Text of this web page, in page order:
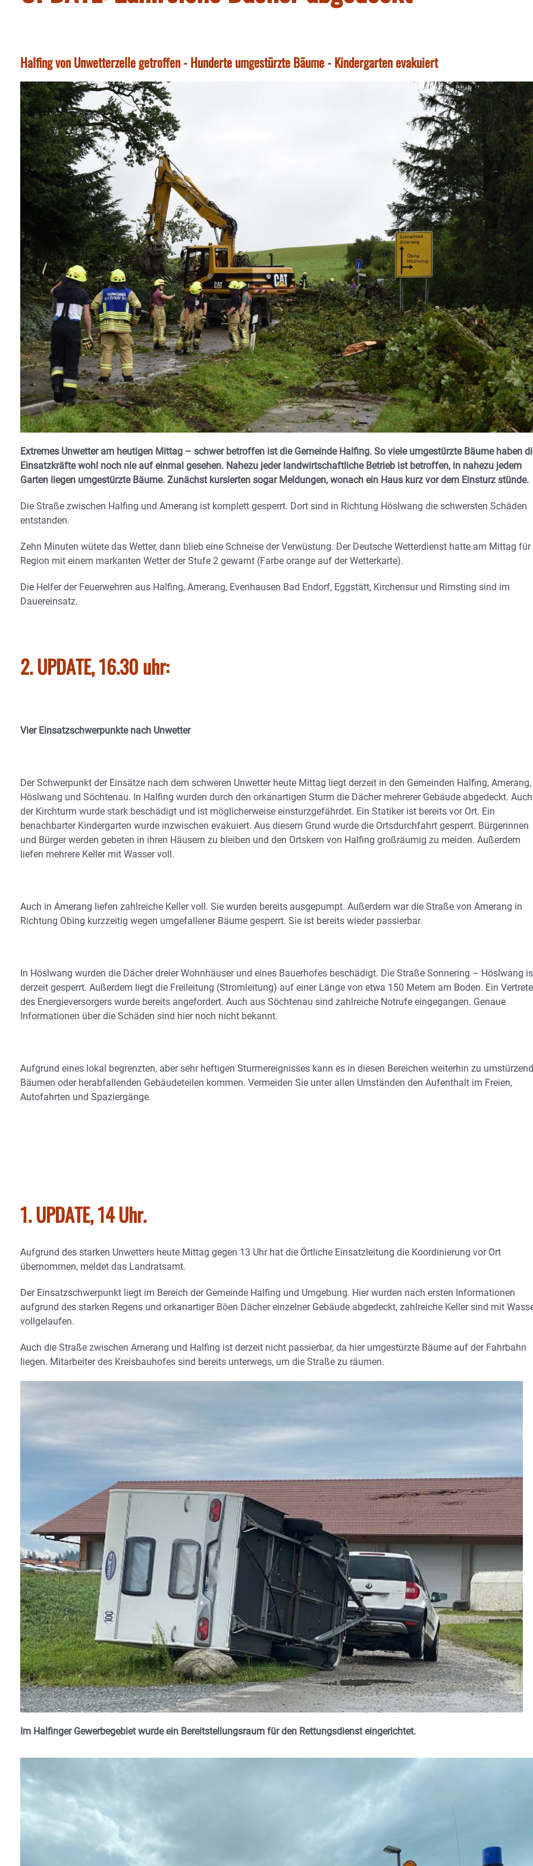
Halfing von Unwetterzelle getroffen - Hunderte umgestürzte Bäume - Kindergarten evakuiert
Extremes Unwetter am heutigen Mittag – schwer betroffen ist die Gemeinde Halfing. So viele umgestürzte Bäume haben
Einsatzkräfte wohl noch nie auf einmal gesehen. Nahezu jeder landwirtschaftliche Betrieb ist betroffen, in nahezu jedem
Garten liegen umgestürzte Bäume. Zunächst kursierten sogar Meldungen, wonach ein Haus kurz vor dem Einsturz stünde.
Die Straße zwischen Halfing und Amerang ist komplett gesperrt. Dort sind in Richtung Höslwang die schwersten Schäden
entstanden.
Zehn Minuten wütete das Wetter, dann blieb eine Schneise der Verwüstung. Der Deutsche Wetterdienst hatte am Mittag für
Region mit einem markanten Wetter der Stufe 2 gewarnt (Farbe orange auf der Wetterkarte).
Die Helfer der Feuerwehren aus Halfing, Amerang, Evenhausen Bad Endorf, Eggstätt, Kirchensur und Rimsting sind im
Dauereinsatz.
2. UPDATE, 16.30 uhr:
Vier Einsatzschwerpunkte nach Unwetter
Der Schwerpunkt der Einsätze nach dem schweren Unwetter heute Mittag liegt derzeit in den Gemeinden Halfing, Amerang,
Höslwang und Söchtenau. In Halfing wurden durch den orkanartigen Sturm die Dächer mehrerer Gebäude abgedeckt. Auch
der Kirchturm wurde stark beschädigt und ist möglicherweise einsturzgefährdet. Ein Statiker ist bereits vor Ort. Ein
benachbarter Kindergarten wurde inzwischen evakuiert. Aus diesem Grund wurde die Ortsdurchfahrt gesperrt. Bürgerinnen
und Bürger werden gebeten in ihren Häusern zu bleiben und den Ortskern von Halfing großräumig zu meiden. Außerdem
liefen mehrere Keller mit Wasser voll.
Auch in Amerang liefen zahlreiche Keller voll. Sie wurden bereits ausgepumpt. Außerdem war die Straße von Amerang in
Richtung Obing kurzzeitig wegen umgefallener Bäume gesperrt. Sie ist bereits wieder passierbar.
In Höslwang wurden die Dächer dreier Wohnhäuser und eines Bauerhofes beschädigt. Die Straße Sonnering – Höslwang
derzeit gesperrt. Außerdem liegt die Freileitung (Stromleitung) auf einer Länge von etwa 150 Metern am Boden. Ein
des Energieversorgers wurde bereits angefordert. Auch aus Söchtenau sind zahlreiche Notrufe eingegangen. Genaue
Informationen über die Schäden sind hier noch nicht bekannt.
Aufgrund eines lokal begrenzten, aber sehr heftigen Sturmereignisses kann es in diesen Bereichen weiterhin zu
Bäumen oder herabfallenden Gebäudeteilen kommen. Vermeiden Sie unter allen Umständen den Aufenthalt im Freien,
Autofahrten und Spaziergänge.
1. UPDATE, 14 Uhr.
Aufgrund des starken Unwetters heute Mittag gegen 13 Uhr hat die Örtliche Einsatzleitung die Koordinierung vor Ort
übernommen, meldet das Landratsamt.
Der Einsatzschwerpunkt liegt im Bereich der Gemeinde Halfing und Umgebung. Hier wurden nach ersten Informationen
aufgrund des starken Regens und orkanartiger Böen Dächer einzelner Gebäude abgedeckt, zahlreiche Keller sind mit
vollgelaufen.
Auch die Straße zwischen Amerang und Halfing ist derzeit nicht passierbar, da hier umgestürzte Bäume auf der Fahrbahn
liegen. Mitarbeiter des Kreisbauhofes sind bereits unterwegs, um die Straße zu räumen.
Im Halfinger Gewerbegebiet wurde ein Bereitstellungsraum für den Rettungsdienst eingerichtet.